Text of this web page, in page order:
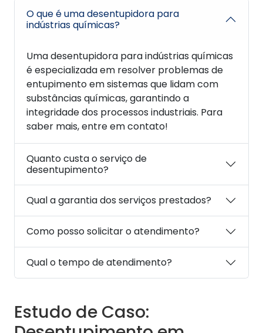
O que é uma desentupidora para
indústrias químicas?
Uma desentupidora para indústrias químicas
é especializada em resolver problemas de
entupimento em sistemas que lidam com
substâncias químicas, garantindo a
integridade dos processos industriais. Para
saber mais, entre em contato!
Quanto custa o serviço de
desentupimento?
Qual a garantia dos serviços prestados?
Como posso solicitar o atendimento?
Qual o tempo de atendimento?
Estudo de Caso: